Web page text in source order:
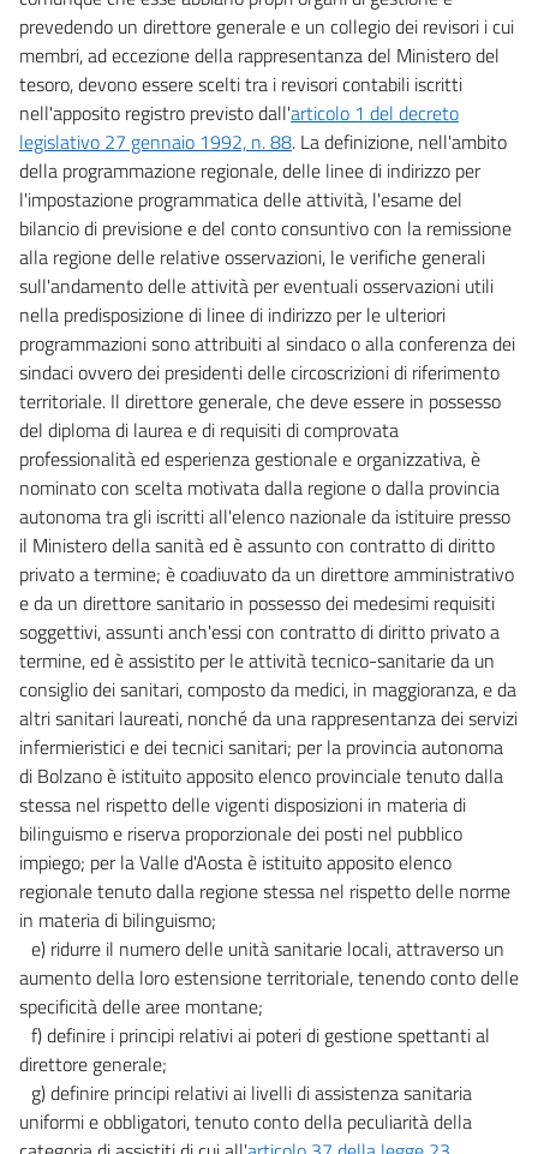
prevedendo un direttore generale e un collegio dei revisori i cui
membri, ad eccezione della rappresentanza del Ministero del
tesoro, devono essere scelti tra i revisori contabili iscritti
nell'apposito registro previsto dall'articolo 1 del decreto
legislativo 27 gennaio 1992, n. 88. La definizione, nell'ambito
della programmazione regionale, delle linee di indirizzo per
l'impostazione programmatica delle attività, l'esame del
bilancio di previsione e del conto consuntivo con la remissione
alla regione delle relative osservazioni, le verifiche generali
sull'andamento delle attività per eventuali osservazioni utili
nella predisposizione di linee di indirizzo per le ulteriori
programmazioni sono attribuiti al sindaco o alla conferenza dei
sindaci ovvero dei presidenti delle circoscrizioni di riferimento
territoriale. Il direttore generale, che deve essere in possesso
del diploma di laurea e di requisiti di comprovata
professionalità ed esperienza gestionale e organizzativa, è
nominato con scelta motivata dalla regione o dalla provincia
autonoma tra gli iscritti all'elenco nazionale da istituire presso
il Ministero della sanità ed è assunto con contratto di diritto
privato a termine; è coadiuvato da un direttore amministrativo
e da un direttore sanitario in possesso dei medesimi requisiti
soggettivi, assunti anch'essi con contratto di diritto privato a
termine, ed è assistito per le attività tecnico-sanitarie da un
consiglio dei sanitari, composto da medici, in maggioranza, e da
altri sanitari laureati, nonché da una rappresentanza dei servizi
infermieristici e dei tecnici sanitari; per la provincia autonoma
di Bolzano è istituito apposito elenco provinciale tenuto dalla
stessa nel rispetto delle vigenti disposizioni in materia di
bilinguismo e riserva proporzionale dei posti nel pubblico
impiego; per la Valle d'Aosta è istituito apposito elenco
regionale tenuto dalla regione stessa nel rispetto delle norme
in materia di bilinguismo;
e) ridurre il numero delle unità sanitarie locali, attraverso un
aumento della loro estensione territoriale, tenendo conto delle
specificità delle aree montane;
f) definire i principi relativi ai poteri di gestione spettanti al
direttore generale;
g) definire principi relativi ai livelli di assistenza sanitaria
uniformi e obbligatori, tenuto conto della peculiarità della